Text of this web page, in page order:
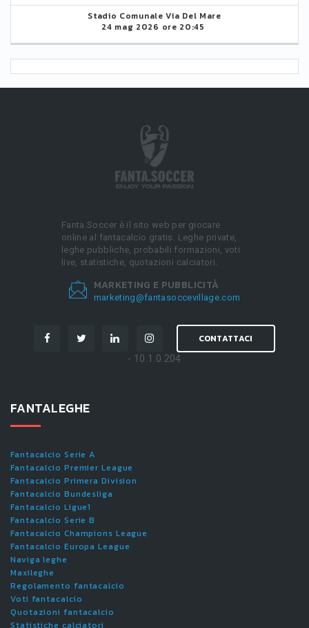
Stadio Comunale Via Del Mare
24 mag 2026 ore 20:45
Fanta.Soccer è il sito web per giocare
online al fantacalcio gratis. Leghe private,
leghe pubbliche, probabili formazioni, voti
live, statistiche, quotazioni calciatori.
MARKETING E PUBBLICITÀ
marketing@fantasoccevillage.com
CONTATTACI
- 10.1.0.204
FANTALEGHE
Fantacalcio Serie A
Fantacalcio Premier League
Fantacalcio Primera Division
Fantacalcio Bundesliga
Fantacalcio Ligue1
Fantacalcio Serie B
Fantacalcio Champions League
Fantacalcio Europa League
Naviga leghe
Maxileghe
Regolamento fantacalcio
Voti fantacalcio
Quotazioni fantacalcio
Statistiche calciatori